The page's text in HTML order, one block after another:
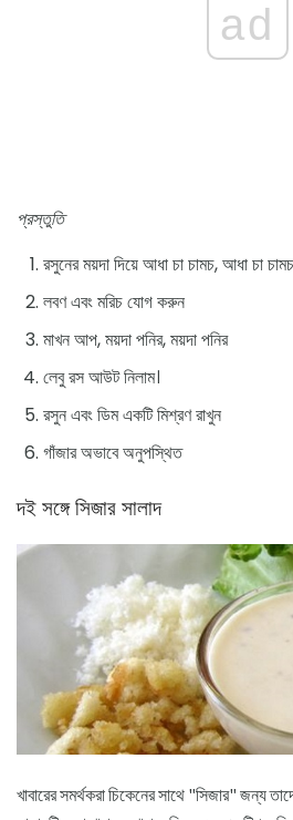
ad
প্রস্তুতি
রসুনের ময়দা দিয়ে আধা চা চামচ, আধা চা
লবণ এবং মরিচ যোগ করুন
মাখন আপ, ময়দা পনির, ময়দা পনির
লেবু রস আউট নিলাম।
রসুন এবং ডিম একটি মিশ্রণ রাখুন
গাঁজার অভাবে অনুপস্থিত
দই সঙ্গে সিজার সালাদ
খাবারের সমর্থকরা চিকেনের সাথে "সিজার" জন্য